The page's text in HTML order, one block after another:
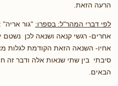
הרעה הזאת.
לפי דברי המהר"ל: בספרו: "גור אריה"
אחרים- רגשי קנאה ושנאה לכן נשטם
אחיו- השנאה הזאת הקודמת לגלות
סיבתי בין שתי שנאות אלה ודבר זה
הבאים.